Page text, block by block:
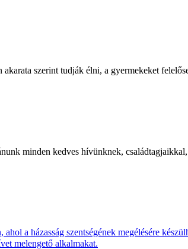
szerint tudják élni, a gyermekeket
minden kedves hívünknek,
a házasság szentségének megélésére
melengető alkalmakat.